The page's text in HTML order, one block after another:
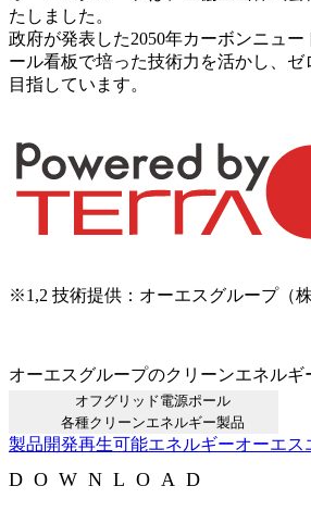
たしました。
政府が発表した2050年カーボンニュ
ール看板で培った技術力を活かし、
目指しています。
※1,2 技術提供：オーエスグループ（
オーエスグループのクリーンエネル
オフグリッド電源ポール
各種クリーンエネルギー製品
製品開発再生可能エネルギーオーエス
DOWNLOAD